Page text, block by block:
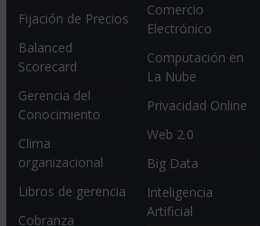
Fijación de Precios
Balanced
Scorecard
Gerencia del
Conocimiento
Clima
organizacional
Libros de gerencia
Cobranza
Comercio
Electrónico
Computación en
La Nube
Privacidad Online
Web 2.0
Big Data
Inteligencia
Artificial